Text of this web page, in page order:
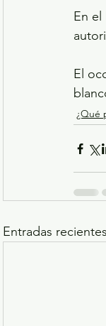
En
El
¿Qué
Entradas recientes